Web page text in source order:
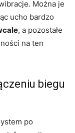
Można je
ucho bardzo
, a pozostałe
na ten
biegu
po